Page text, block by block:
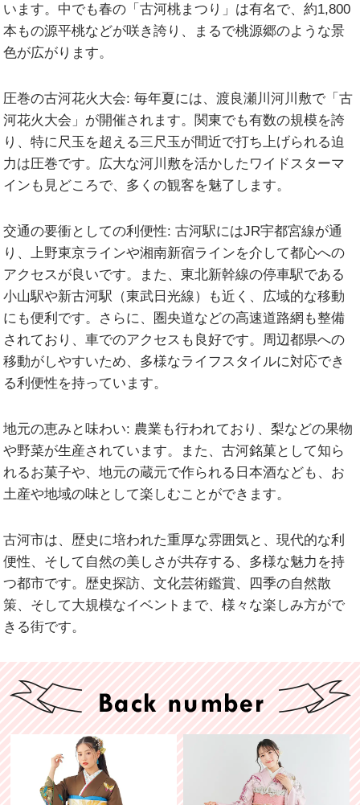
います。中でも春の「古河桃まつり」は有名で、約1,800
本もの源平桃などが咲き誇り、まるで桃源郷のような景
色が広がります。
圧巻の古河花火大会: 毎年夏には、渡良瀬川河川敷で「古
河花火大会」が開催されます。関東でも有数の規模を誇
り、特に尺玉を超える三尺玉が間近で打ち上げられる迫
力は圧巻です。広大な河川敷を活かしたワイドスターマ
インも見どころで、多くの観客を魅了します。
交通の要衝としての利便性: 古河駅にはJR宇都宮線が通
り、上野東京ラインや湘南新宿ラインを介して都心への
アクセスが良いです。また、東北新幹線の停車駅である
小山駅や新古河駅（東武日光線）も近く、広域的な移動
にも便利です。さらに、圏央道などの高速道路網も整備
されており、車でのアクセスも良好です。周辺都県への
移動がしやすいため、多様なライフスタイルに対応でき
る利便性を持っています。
地元の恵みと味わい: 農業も行われており、梨などの果物
や野菜が生産されています。また、古河銘菓として知ら
れるお菓子や、地元の蔵元で作られる日本酒なども、お
土産や地域の味として楽しむことができます。
古河市は、歴史に培われた重厚な雰囲気と、現代的な利
便性、そして自然の美しさが共存する、多様な魅力を持
つ都市です。歴史探訪、文化芸術鑑賞、四季の自然散
策、そして大規模なイベントまで、様々な楽しみ方がで
きる街です。